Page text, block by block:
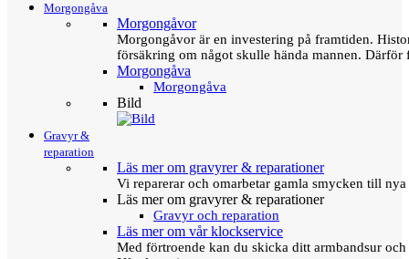
Morgongåva
Morgongåvor
Morgongåvor är en investering på framtiden.
försäkring om något skulle hända mannen.
Morgongåva
Morgongåva
Bild
Gravyr &
reparation
Läs mer om gravyrer & reparationer
Vi reparerar och omarbetar gamla smycken till
Läs mer om gravyrer & reparationer
Gravyr och reparation
Läs mer om vår klockservice
Med förtroende kan du skicka ditt armbandsur